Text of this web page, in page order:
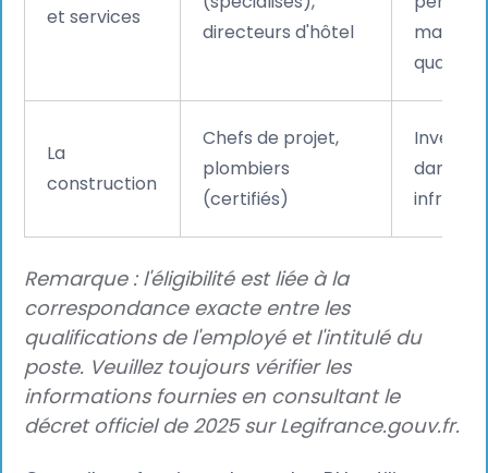
et services
directeurs d'hôtel
main-
qualifiée
La
construction
Chefs de projet,
plombiers
(certifiés)
dans les
Remarque : l'éligibilité est liée à la
correspondance exacte entre les
qualifications de l'employé et l'intitulé du
poste. Veuillez toujours vérifier les
informations fournies en consultant le
décret officiel de 2025 sur Legifrance.gouv.fr.